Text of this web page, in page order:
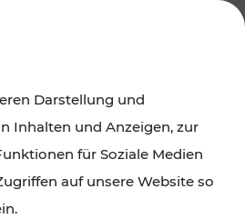
und das Burgenland
Darstellung und
Inhalten und Anzeigen, zur
für Soziale Medien
auf unsere Website so